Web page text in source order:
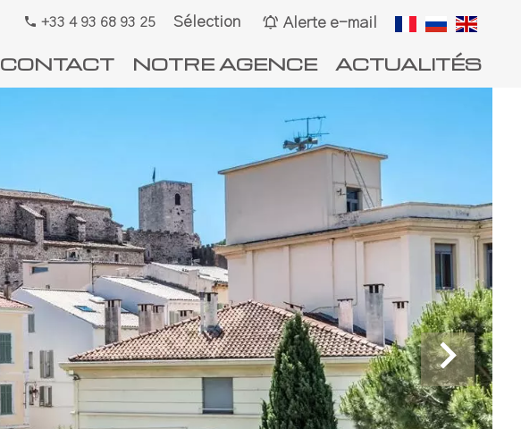
+33 4 93 68 93 25 Sélection Alerte e-mail
CONTACT NOTRE AGENCE ACTUALITÉS